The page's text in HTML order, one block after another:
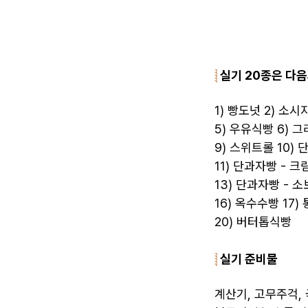
실기 20종은 다
1) 빵도넛 2) 소시
5) 우유식빵 6) 그
9) 스위트롤 10)
11) 단과자빵 - 크
13) 단과자빵 - 소
16) 옥수수빵 17)
20) 버터톱식빵
실기 준비물
계산기, 고무주걱,